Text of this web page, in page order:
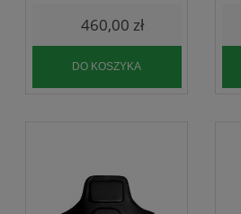
460,00 zł
DO KOSZYKA